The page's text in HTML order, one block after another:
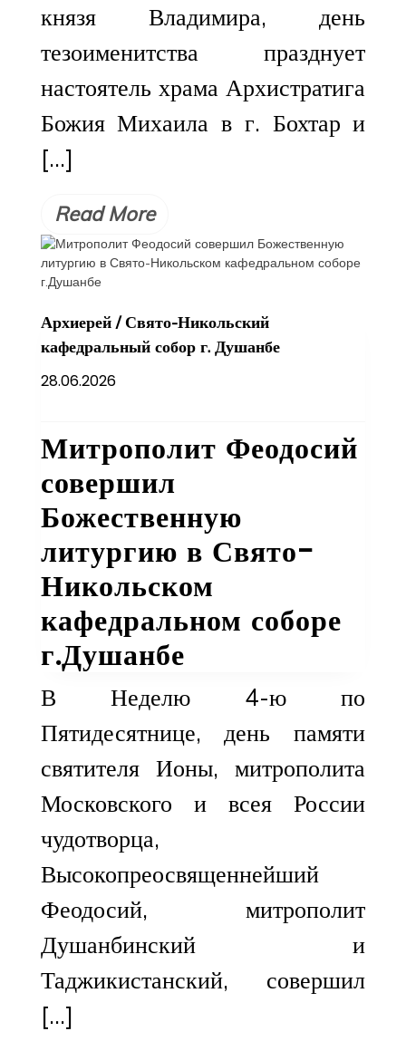
князя Владимира, день
тезоименитства празднует
настоятель храма Архистратига
Божия Михаила в г. Бохтар и
[…]
Read More
Архиерей/Свято-Никольский
кафедральный собор г. Душанбе
28.06.2026
Митрополит Феодосий
совершил
Божественную
литургию в Свято-
Никольском
кафедральном соборе
г.Душанбе
​В Неделю 4-ю по
Пятидесятнице, день памяти
святителя Ионы, митрополита
Московского и всея России
чудотворца,
Высокопреосвященнейший
Феодосий, митрополит
Душанбинский и
Таджикистанский, совершил
[…]